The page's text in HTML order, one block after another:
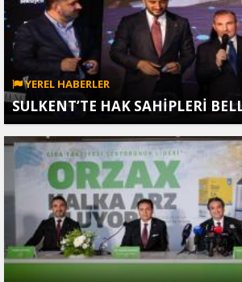
YEREL HABERLER
SULKENT’TE HAK SAHİPLERİ